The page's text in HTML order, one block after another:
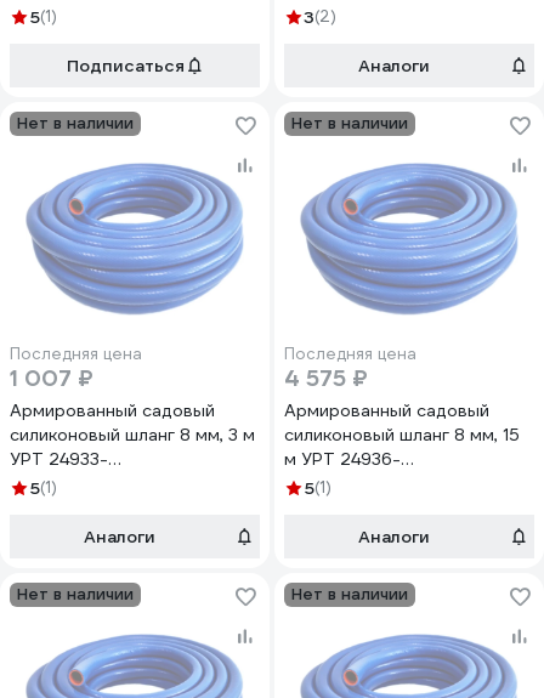
рукав*сил*арм*16мм*3м
5(1)
Подписаться
рукав*сил*арм*10мм*20м
3(2)
Аналоги
Нет в наличии
Последняя цена
1 007 ₽
Армированный садовый
силиконовый шланг 8 мм, 3 м
УРТ 24933-
рукав*сил*арм*8мм*3м
5(1)
Аналоги
Нет в наличии
Последняя цена
4 575 ₽
Армированный садовый
силиконовый шланг 8 мм, 15
м УРТ 24936-
рукав*сил*арм*8мм*15м
5(1)
Аналоги
Нет в наличии Нет в наличии